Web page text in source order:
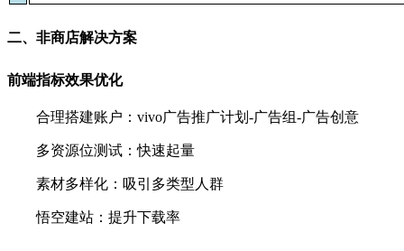
二、非商店解决方案
前端指标效果优化
合理搭建账户：vivo广告推广计划-广告组-广告创意
多资源位测试：快速起量
素材多样化：吸引多类型人群
悟空建站：提升下载率